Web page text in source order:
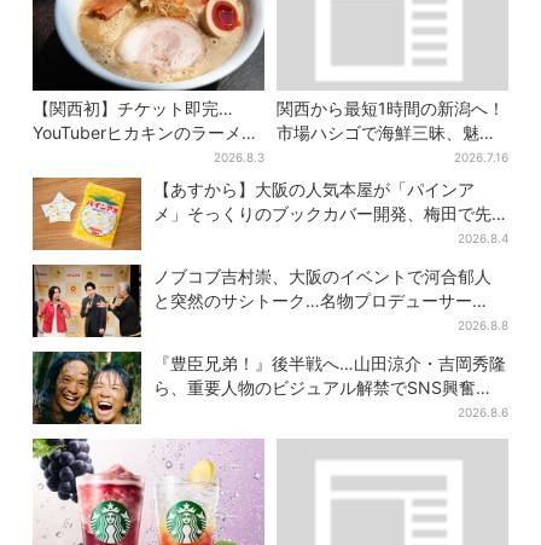
【関西初】チケット即完…
YouTuberヒカキンのラーメン
店「みそきん」が大阪上陸！
「待ってました」と話題
2026.8.3
関西から最短1時間の新潟へ！
市場ハシゴで海鮮三昧、魅惑
の日本酒、発酵グルメも2026.7.16
【あすから】大阪の人気本屋が「パインア
メ」そっくりのブックカバー開発、梅田で先
2026.8.4
ノブコブ吉村崇、大阪のイベントで河合郁人
と突然のサシトーク…名物プロデューサー
2026.8.8
『豊臣兄弟！』後半戦へ…山田涼介・吉岡秀隆
ら、重要人物のビジュアル解禁でSNS興奮
2026.8.6